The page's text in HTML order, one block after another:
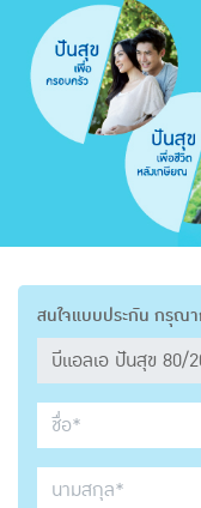
สนใจแบบประกัน กรุณ